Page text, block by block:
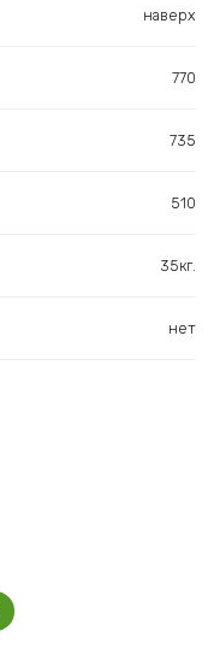
наверх
770
735
510
35кг.
нет